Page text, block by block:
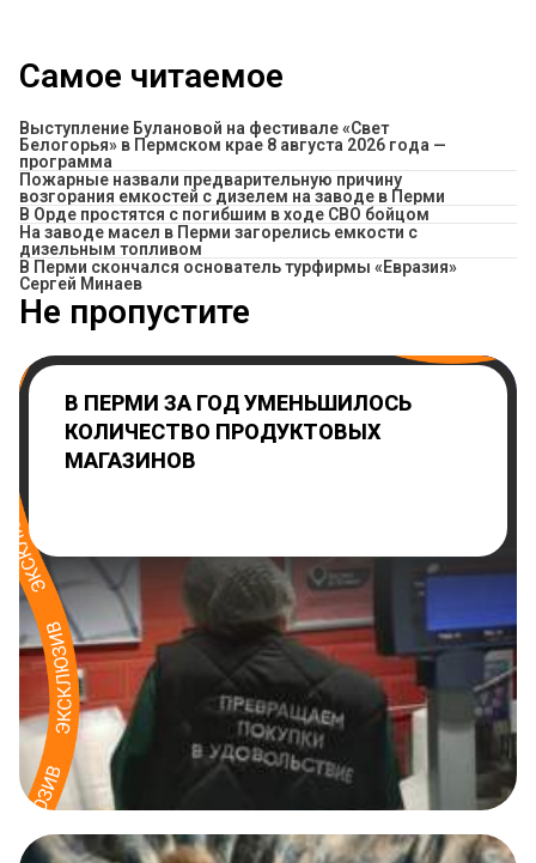
Самое читаемое
Выступление Булановой на фестивале «Свет
Белогорья» в Пермском крае 8 августа 2026 года —
программа
Пожарные назвали предварительную причину
возгорания емкостей с дизелем на заводе в Перми
В Орде простятся с погибшим в ходе СВО бойцом
На заводе масел в Перми загорелись емкости с
дизельным топливом
В Перми скончался основатель турфирмы «Евразия»
Сергей Минаев
Не пропустите
В ПЕРМИ ЗА ГОД УМЕНЬШИЛОСЬ
КОЛИЧЕСТВО ПРОДУКТОВЫХ
МАГАЗИНОВ